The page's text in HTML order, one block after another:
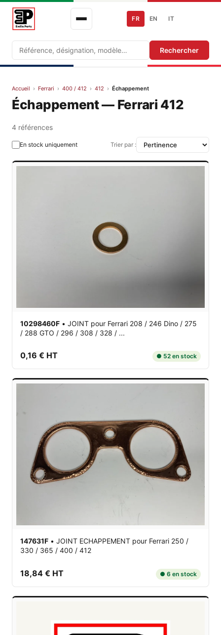
Recherche Rechercher
FR EN IT
Accueil › Ferrari › 400 / 412 › 412 › Échappement
Échappement — Ferrari 412
4 références
En stock uniquement Trier par :
10298460F • JOINT pour Ferrari 208 / 246 Dino / 275
/ 288 GTO / 296 / 308 / 328 / ...
0,16 € HT ● 52 en stock
147631F • JOINT ECHAPPEMENT pour Ferrari 250 /
330 / 365 / 400 / 412
18,84 € HT ● 6 en stock